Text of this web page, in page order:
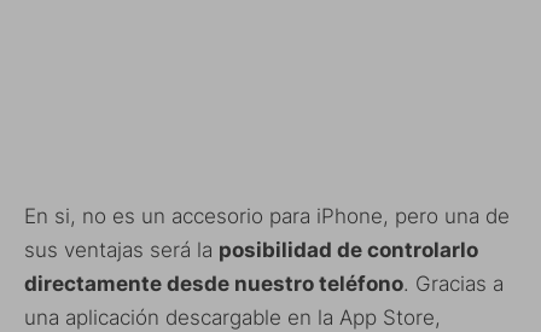
En si, no es un accesorio para iPhone, pero una de
sus ventajas será la posibilidad de controlarlo
directamente desde nuestro teléfono. Gracias a
una aplicación descargable en la App Store,